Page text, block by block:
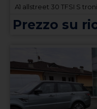
A1 allstreet 30 TFSI S
Prezzo su